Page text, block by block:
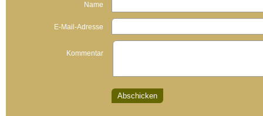
Name
E-Mail-Adresse
Kommentar